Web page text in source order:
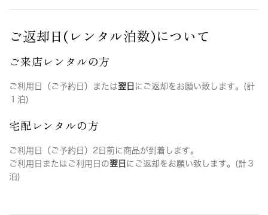
ご返却日(レンタル泊数)について
ご来店レンタルの方
ご利用日（ご予約日）または翌日 にご返却をお願い致します。(計
１泊)
宅配レンタルの方
ご利用日（ご予約日）2日前に商品が到着します。
ご利用日またはご利用日の翌日 にご返却をお願い致します。(計３
泊)